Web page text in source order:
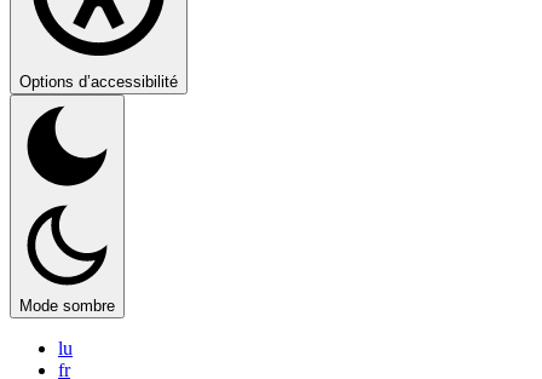
Options d’accessibilité
Mode sombre
lu
fr